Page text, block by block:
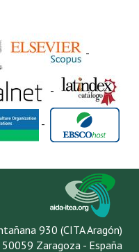
-
-
-
930 (CITA Aragón)
50059 Zaragoza - España